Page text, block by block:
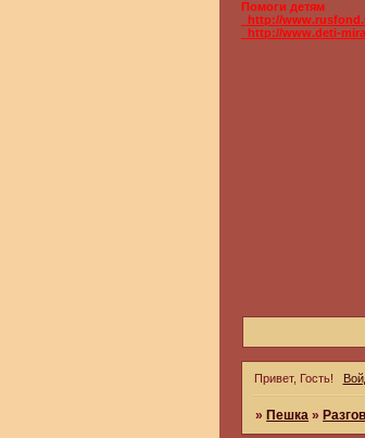
Помоги детям
_http://
_http://www.deti-
Привет, Гость!
» Пешка »